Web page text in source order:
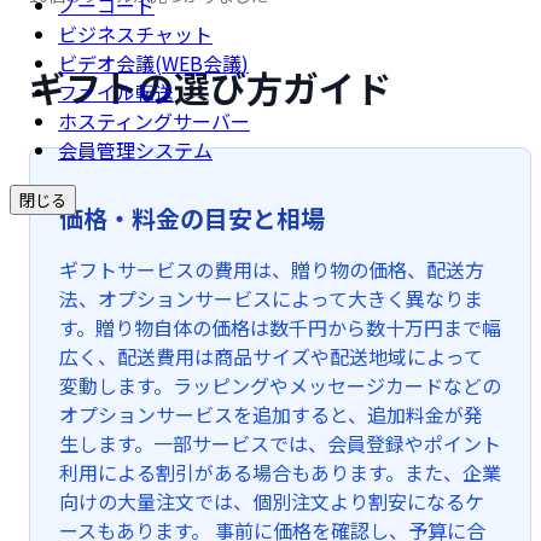
ビジネスチャット
ビデオ会議(WEB会議)
ファイル転送
ホスティングサーバー
会員管理システム
閉じる
ギフトの選び方ガイド
価格・料金の目安と相場
ギフトサービスの費用は、贈り物の価格、配送方
法、オプションサービスによって大きく異なりま
す。贈り物自体の価格は数千円から数十万円まで幅
広く、配送費用は商品サイズや配送地域によって
変動します。ラッピングやメッセージカードなどの
オプションサービスを追加すると、追加料金が発
生します。一部サービスでは、会員登録やポイント
利用による割引がある場合もあります。また、企業
向けの大量注文では、個別注文より割安になるケ
ースもあります。 事前に価格を確認し、予算に合